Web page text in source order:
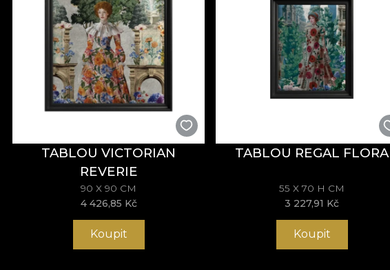
TABLOU VICTORIAN
REVERIE
90 X 90 CM
4 426,85 Kč
Koupit
TABLOU REGAL FLORA
55 X 70 H CM
3 227,91 Kč
Koupit